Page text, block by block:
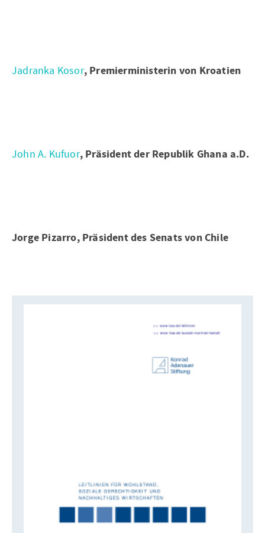
Jadranka Kosor, Premierministerin von Kroatien
John A. Kufuor, Präsident der Republik Ghana a.D.
Jorge Pizarro, Präsident des Senats von Chile